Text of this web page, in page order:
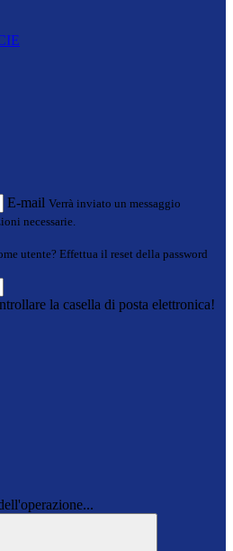
E-mail Verrà inviato un messaggio
necessarie.
utente? Effettua il reset della password
la casella di posta elettronica!